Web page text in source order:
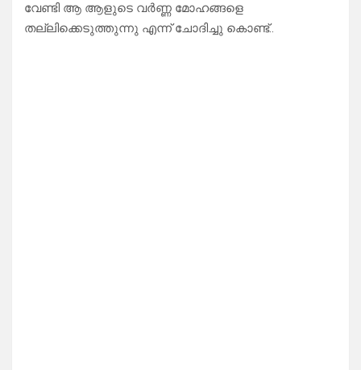
വേണ്ടി ആ ആളുടെ വർണ്ണ മോഹങ്ങളെ
തല്ലിക്കെടുത്തുന്നു എന്ന് ചോദിച്ചു കൊണ്ട്..